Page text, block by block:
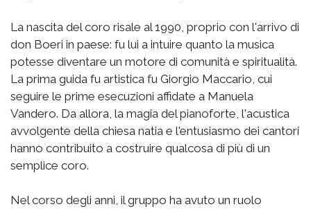
La nascita del coro risale al 1990, proprio con l'arrivo di
don Boeri in paese: fu lui a intuire quanto la musica
potesse diventare un motore di comunità e spiritualità.
La prima guida fu artistica fu Giorgio Maccario, cui
seguire le prime esecuzioni affidate a Manuela
Vandero. Da allora, la magia del pianoforte, l'acustica
avvolgente della chiesa natia e l'entusiasmo dei cantori
hanno contribuito a costruire qualcosa di più di un
semplice coro.
Nel corso degli anni, il gruppo ha avuto un ruolo